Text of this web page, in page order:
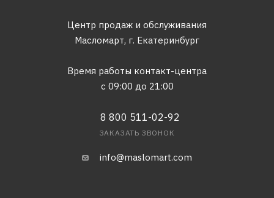
Центр продаж и обслуживания
Масломарт, г. Екатеринбург
Время работы контакт-центра
с 09:00 до 21:00
8 800 511-02-92
ЗАКАЗАТЬ ЗВОНОК
info@maslomart.com